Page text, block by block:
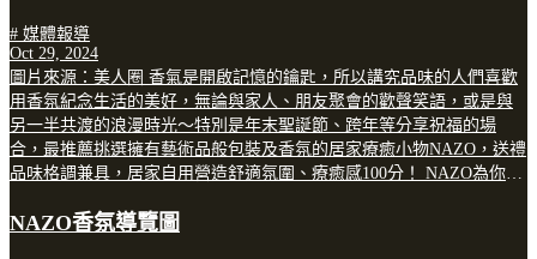
# 媒體報導
Oct 29, 2024
圖片來源：美人圈 香氣是開啟記憶的鑰匙，所以講究品味的人們喜歡
用香氛紀念生活的美好，無論與家人、朋友聚會的歡聲笑語，或是與
另一半共渡的浪漫時光～特別是年末聖誕節、跨年等分享祝福的場
合，最推薦挑選擁有藝術品般包裝及香氛的居家療癒小物NAZO，送禮
品味格調兼具，居家自用營造舒適氛圍、療癒感100分！ NAZO為你撐
學！ B編最近逛街時被一陣舒心香味給吸引，因此認識了NAZO的香
NAZO香氛導覽圖